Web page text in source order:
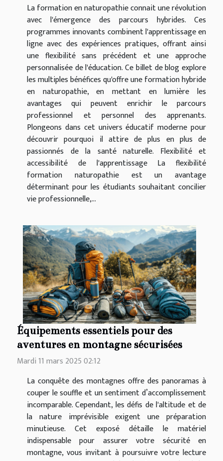
La formation en naturopathie connait une révolution
avec l'émergence des parcours hybrides. Ces
programmes innovants combinent l'apprentissage en
ligne avec des expériences pratiques, offrant ainsi
une flexibilité sans précédent et une approche
personnalisée de l'éducation. Ce billet de blog explore
les multiples bénéfices qu'offre une formation hybride
en naturopathie, en mettant en lumière les
avantages qui peuvent enrichir le parcours
professionnel et personnel des apprenants.
Plongeons dans cet univers éducatif moderne pour
découvrir pourquoi il attire de plus en plus de
passionnés de la santé naturelle. Flexibilité et
accessibilité de l'apprentissage La flexibilité
formation naturopathie est un avantage
déterminant pour les étudiants souhaitant concilier
vie professionnelle,...
Équipements essentiels pour des
aventures en montagne sécurisées
Mardi 11 mars 2025 02:12
La conquête des montagnes offre des panoramas à
couper le souffle et un sentiment d’accomplissement
incomparable. Cependant, les défis de l'altitude et de
la nature imprévisible exigent une préparation
minutieuse. Cet exposé détaille le matériel
indispensable pour assurer votre sécurité en
montagne, vous invitant à poursuivre votre lecture